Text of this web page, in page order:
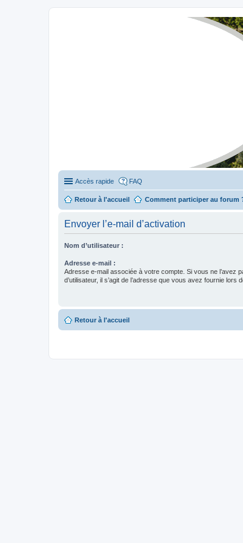
Stylevan - Vans aménagés
Accès rapide FAQ
Retour à l'accueil Comment participer au forum
Envoyer l’e-mail d’activation
Nom d’utilisateur :
Adresse e-mail :
Adresse e-mail associée à votre compte. Si vous ne l’avez
d’utilisateur, il s’agit de l’adresse que vous avez fournie lors
Retour à l'accueil